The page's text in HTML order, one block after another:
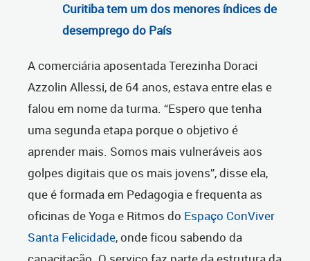
Curitiba tem um dos menores índices de
desemprego do País
A comerciária aposentada Terezinha Doraci
Azzolin Allessi, de 64 anos, estava entre elas e
falou em nome da turma. “Espero que tenha
uma segunda etapa porque o objetivo é
aprender mais. Somos mais vulneráveis aos
golpes digitais que os mais jovens”, disse ela,
que é formada em Pedagogia e frequenta as
oficinas de Yoga e Ritmos do Espaço ConViver
Santa Felicidade, onde ficou sabendo da